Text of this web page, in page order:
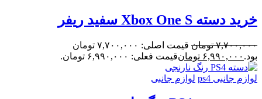
خرید دسته Xbox One S سفید ریفر
۷,۷۰۰,۰۰۰ تومان
قیمت اصلی: ۷,۷۰۰,۰۰۰ تومان
بود. ۶,۹۹۰,۰۰۰ تومانقیمت فعلی: ۶,۹۹۰,۰۰۰ تومان.
لوازم جانبی ps4 لوازم جانبی